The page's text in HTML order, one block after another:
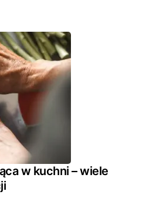
w kuchni – wiele